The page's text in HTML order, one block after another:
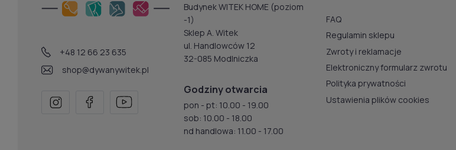
+48 12 66 23 635
shop@dywanywitek.pl
Budynek WITEK HOME (poziom
-1)
Sklep A. Witek
ul. Handlowców 12
32-085 Modlniczka
Godziny otwarcia
pon - pt: 10.00 - 19.00
sob: 10.00 - 18.00
nd handlowa: 11.00 - 17.00
FAQ
Regulamin sklepu
Zwroty i reklamacje
Elektroniczny formularz zwrotu
Polityka prywatności
Ustawienia plików cookies